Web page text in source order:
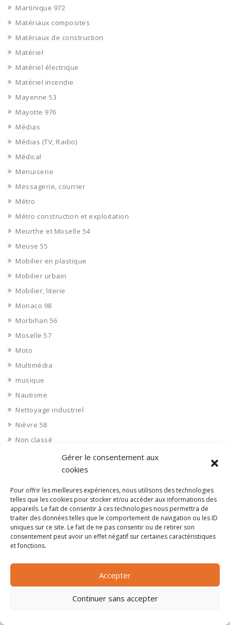
Gérer le consentement aux
cookies
Pour offrir les meilleures expériences, nous utilisons des technologies
telles que les cookies pour stocker et/ou accéder aux informations des
appareils. Le fait de consentir à ces technologies nous permettra de
traiter des données telles que le comportement de navigation ou les ID
uniques sur ce site. Le fait de ne pas consentir ou de retirer son
consentement peut avoir un effet négatif sur certaines caractéristiques
et fonctions.
Accepter
Continuer sans accepter
Martinique 972
Matériaux composites
Matériaux de construction
Matériel
Matériel électrique
Matériel incendie
Mayenne 53
Mayotte 976
Médias
Médias (TV, Radio)
Médical
Menuiserie
Messagerie, courrier
Métro
Métro construction et exploitation
Meurthe et Moselle 54
Meuse 55
Mobilier en plastique
Mobilier urbain
Mobilier, literie
Monaco 98
Morbihan 56
Moselle 57
Moto
Multimédia
musique
Nautisme
Nettoyage industriel
Nièvre 58
Non classé
Objets en plastique
Oise 60
Opérateur télécom
Opérateurs télécom
Orne 61